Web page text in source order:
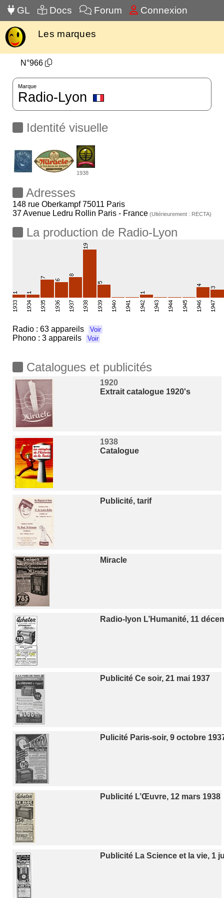
GL Docs Forum Connexion
Les marques
N°966
Marque
Radio-Lyon
Identité visuelle
1938
Adresses
148 rue Oberkampf 75011 Paris
37 Avenue Ledru Rollin Paris - France (Ultérieurement : RECTA)
La production de Radio-Lyon
Radio : 63 appareils Voir
Phono : 3 appareils Voir
Catalogues et publicités
1920
Extrait catalogue 1920's
1938
Catalogue
Publicité, tarif
Miracle
Radio-lyon L’Humanité, 11
Publicité Ce soir, 21 mai 1937
Pulicité Paris-soir, 9 octobre
Publicité L’Œuvre, 12 mars 1938
Publicité La Science et la vie, 1